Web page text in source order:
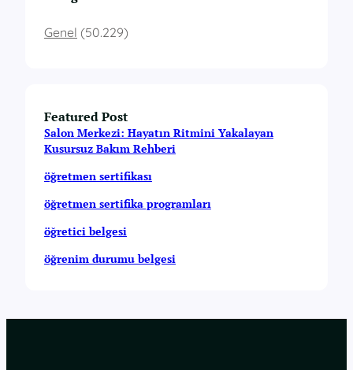
Genel (50.229)
Featured Post
Salon Merkezi: Hayatın Ritmini Yakalayan
Kusursuz Bakım Rehberi
öğretmen sertifikası
öğretmen sertifika programları
öğretici belgesi
öğrenim durumu belgesi